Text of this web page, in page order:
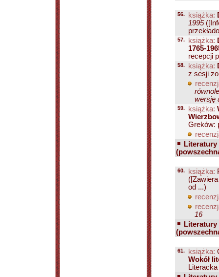
56. książka:
1995
57. książka:
1765-
recepcji
58. książka:
z sesji
wersję
59. książka:
Greków:
Literatury
60. książka:
od ...)
16
Literatury
61. książka:
Wokół